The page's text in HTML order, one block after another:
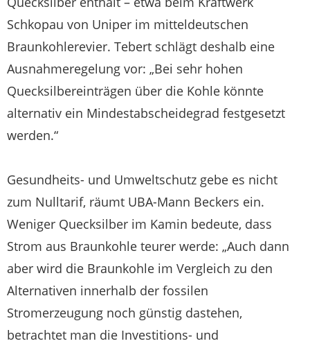
Schkopau von Uniper im mitteldeutschen
Braunkohlerevier. Tebert schlägt deshalb eine
Ausnahmeregelung vor: „Bei sehr hohen
Quecksilbereinträgen über die Kohle könnte
alternativ ein Mindestabscheidegrad festgesetzt
werden.“
Gesundheits- und Umweltschutz gebe es nicht
zum Nulltarif, räumt UBA-Mann Beckers ein.
Weniger Quecksilber im Kamin bedeute, dass
Strom aus Braunkohle teurer werde: „Auch dann
aber wird die Braunkohle im Vergleich zu den
Alternativen innerhalb der fossilen
Stromerzeugung noch günstig dastehen,
betrachtet man die Investitions- und